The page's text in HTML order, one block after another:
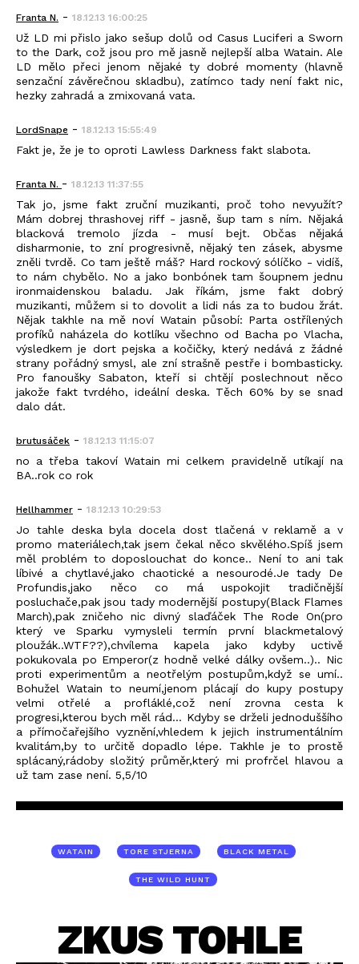
Franta N. - 18.12.13 16:00:25
Už LD mi přislo jako sešup dolů od Casus Luciferi a Sworn
to the Dark, což jsou pro mě jasně nejlepší alba Watain. Ale
LD mělo přeci jenom nějaké ty dobré momenty (hlavně
senzační závěrečnou skladbu), zatímco tady není fakt nic,
hezky zahradá a zmixovaná vata.
LordSnape - 18.12.13 15:55:49
Fakt je, že je to oproti Lawless Darkness fakt slabota.
Franta N. - 18.12.13 11:37:55
Tak jo, jsme fakt zruční muzikanti, proč toho nevyužít?
Mám dobrej thrashovej riff - jasně, šup tam s ním. Nějaká
blacková tremolo jízda - musí bejt. Občas nějaká
disharmonie, to zní progresivně, nějaký ten zásek, abysme
zněli tvrdě. Co tam ještě máš? Hard rockový sólíčko - vidíš,
to nám chybělo. No a jako bonbónek tam šoupnem jednu
ironmaidenskou baladu. Jak říkám, jsme fakt dobrý
muzikanti, můžem si to dovolit a lidi nás za to budou žrát.
Nějak takhle na mě noví Watain působí: Parta ostřílených
profíků naházela do kotlíku všechno od Bacha po Vlacha,
výsledkem je dort pejska a kočičky, který nedává z žádné
strany pořádný smysl, ale zní strašně pestře i bombasticky.
Pro fanoušky Sabaton, kteří si chtějí poslechnout něco
jakože fakt tvrdého, ideální deska. Těch 60% by se snad
dalo dát.
brutusáček - 18.12.13 11:15:07
no a třeba takoví Watain mi celkem pravidelně utíkají na
BA..rok co rok
Hellhammer - 18.12.13 10:29:53
Jo tahle deska byla docela dost tlačená v reklamě a v
promo materiálech,tak jsem čekal něco skvělého.Spíš jsem
měl problém to doposlouchat do konce.. Není to ani tak
líbivé a chytlavé,jako chaotické a nesourodé.Je tady De
Profundis,jako něco co má uspokojit tradičnější
posluchače,pak jsou tady modernější postupy(Black Flames
March),pak zničeho nic divný slaďáček The Rode On(pro
který ve Sparku vymysleli termín první blackmetalový
ploužák..WTF??),chvílema kapela jako kdyby uctivě
pokukovala po Emperor(z hodně velké dálky ovšem..).. Nic
proti experimentům a neotřelým postupům,když se umí..
Bohužel Watain to neumí,jenom plácají do kupy postupy
velmi otřelé a profláklé,což není zrovna cesta k
progresi,kterou bych měl rád... Kdyby se drželi jednoduššího
a přímočařejšího vyznění,vhledem k jejich instrumentálním
kvalitám,by to určitě dopadlo lépe. Takhle je to prostě
splácaný,rádoby složitý průměr,který mi profrčel hlavou a
už tam zase není. 5,5/10
WATAIN TORE STJERNA BLACK METAL
THE WILD HUNT
ZKUS TOHLE